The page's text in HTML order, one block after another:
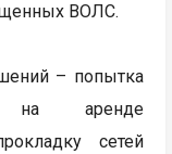
ВОЛС.
– попытка
на аренде
сетей